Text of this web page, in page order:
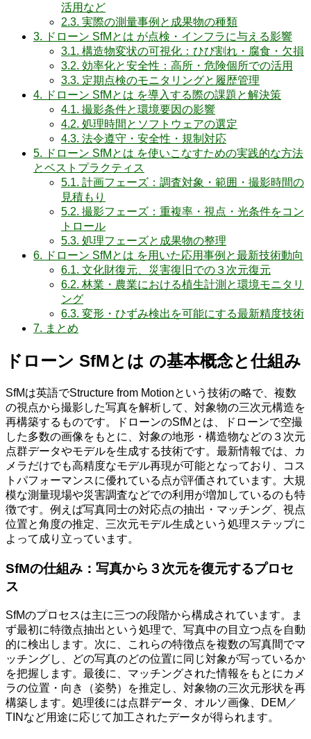
活用など
2.3. 実際の測量事例と成果物の種類
3. ドローン SfMとは が点検・インフラに与える影響
3.1. 構造物変状の可視化：ひび割れ・腐食・欠損
3.2. 効率化と安全性：高所・危険個所での活用
3.3. 定期点検のモニタリングと履歴管理
4. ドローン SfMとは を導入する際の課題と解決策
4.1. 撮影条件と環境要因の影響
4.2. 処理時間とソフトウェアの選定
4.3. 法令遵守・安全性・規制対応
5. ドローン SfMとは を使いこなすための実践的な方法
とベストプラクティス
5.1. 計画フェーズ：調査対象・範囲・撮影時間の
見積もり
5.2. 撮影フェーズ：重複率・視点・光条件をコン
トロール
5.3. 処理フェーズと成果物の整理
6. ドローン SfMとは を用いた応用事例と最新技術動向
6.1. 文化財復元、災害復旧での３次元復元
6.2. 林業・農業における植生計測と環境モニタリ
ング
6.3. 変形・ひずみ検出を可能にする最新精度技術
7. まとめ
ドローン SfMとは の基本概念と仕組み
SfMは英語でStructure from Motionという技術の略で、複数
の視点から撮影した写真を解析して、対象物の三次元構造を
再構築するものです。ドローンのSfMとは、ドローンで空撮
した多数の画像をもとに、対象の地形・構造物などの３次元
点群データやモデルを生成する技術です。最新情報では、カ
メラだけでも高精度なモデル再現が可能となっており、コス
トパフォーマンスに優れている点が評価されています。大規
模な測量現場や災害調査などでの利用が増加しているのも特
徴です。例えば写真同士の対応点の抽出・マッチング、視点
位置と角度の推定、三次元モデル生成という処理ステップに
よって成り立っています。
SfMの仕組み：写真から３次元を復元するプロセ
ス
SfMのプロセスは主に三つの段階から構成されています。ま
ず最初に特徴点抽出という処理で、写真中の目立つ点を自動
的に検出します。次に、これらの特徴点を複数の写真間でマ
ッチングし、どの写真のどの位置に同じ対象が写っているか
を把握します。最後に、マッチングされた情報をもとにカメ
ラの位置・向き（姿勢）を推定し、対象物の三次元形状を再
構築します。処理後には点群データ、オルソ画像、DEM／
TINなど用途に応じて加工されたデータが得られます。